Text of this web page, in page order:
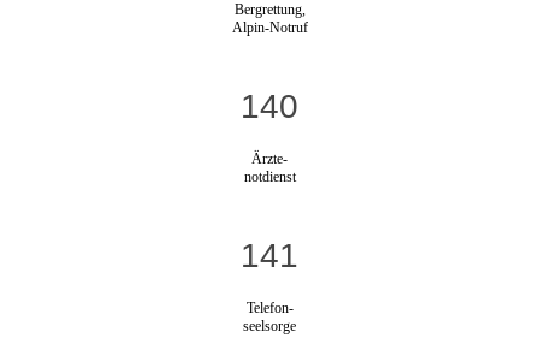
Bergrettung,
Alpin-Notruf
140
Ärzte-
notdienst
141
Telefon-
seelsorge